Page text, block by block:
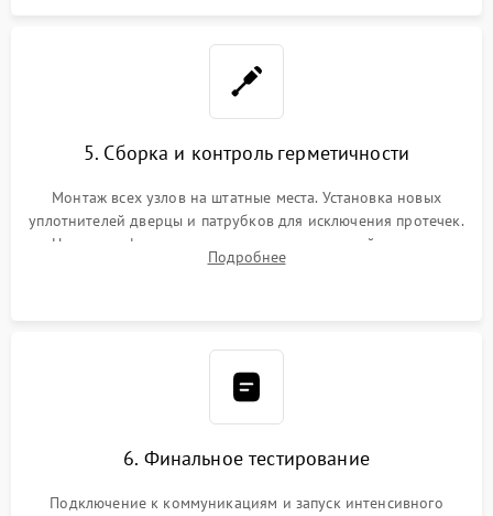
5. Сборка и контроль герметичности
Монтаж всех узлов на штатные места. Установка новых
уплотнителей дверцы и патрубков для исключения протечек.
Надежная фиксация хомутов гидравлической системы,
сборка корпуса и установка датчика поплавка.
Подробнее
6. Финальное тестирование
Подключение к коммуникациям и запуск интенсивного